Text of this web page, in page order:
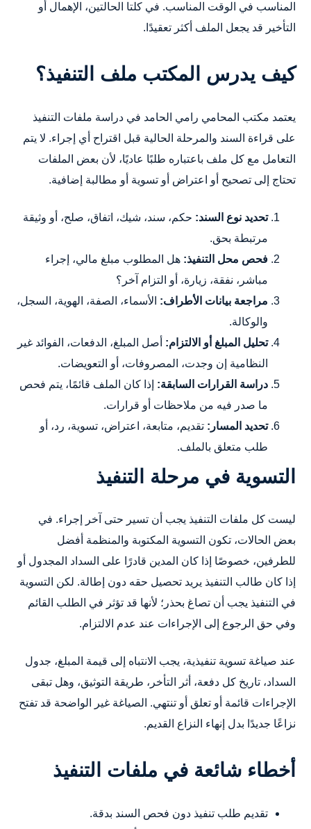
المناسب في الوقت المناسب. في كلتا الحالتين، الإهمال أو
التأخير قد يجعل الملف أكثر تعقيدًا.
كيف يدرس المكتب ملف التنفيذ؟
يعتمد مكتب المحامي رامي الحامد في دراسة ملفات التنفيذ
على قراءة السند والمرحلة الحالية قبل اقتراح أي إجراء. لا يتم
التعامل مع كل ملف باعتباره طلبًا عاديًا، لأن بعض الملفات
تحتاج إلى تصحيح أو اعتراض أو تسوية أو مطالبة إضافية.
تحديد نوع السند: حكم، سند، شيك، اتفاق، صلح، أو وثيقة
مرتبطة بحق.
فحص محل التنفيذ: هل المطلوب مبلغ مالي، إجراء
مباشر، نفقة، زيارة، أو التزام آخر؟
مراجعة بيانات الأطراف: الأسماء، الصفة، الهوية، السجل،
والوكالة.
تحليل المبلغ أو الالتزام: أصل المبلغ، الدفعات، الفوائد غير
النظامية إن وجدت، المصروفات، أو التعويضات.
دراسة القرارات السابقة: إذا كان الملف قائمًا، يتم فحص
ما صدر فيه من ملاحظات أو قرارات.
تحديد المسار: تقديم، متابعة، اعتراض، تسوية، رد، أو
طلب متعلق بالملف.
التسوية في مرحلة التنفيذ
ليست كل ملفات التنفيذ يجب أن تسير حتى آخر إجراء. في
بعض الحالات، تكون التسوية المكتوبة والمنظمة أفضل
للطرفين، خصوصًا إذا كان المدين قادرًا على السداد المجدول أو
إذا كان طالب التنفيذ يريد تحصيل حقه دون إطالة. لكن التسوية
في التنفيذ يجب أن تصاغ بحذر؛ لأنها قد تؤثر في الطلب القائم
وفي حق الرجوع إلى الإجراءات عند عدم الالتزام.
عند صياغة تسوية تنفيذية، يجب الانتباه إلى قيمة المبلغ، جدول
السداد، تاريخ كل دفعة، أثر التأخر، طريقة التوثيق، وهل تبقى
الإجراءات قائمة أو تعلق أو تنتهي. الصياغة غير الواضحة قد تفتح
نزاعًا جديدًا بدل إنهاء النزاع القديم.
أخطاء شائعة في ملفات التنفيذ
تقديم طلب تنفيذ دون فحص السند بدقة.